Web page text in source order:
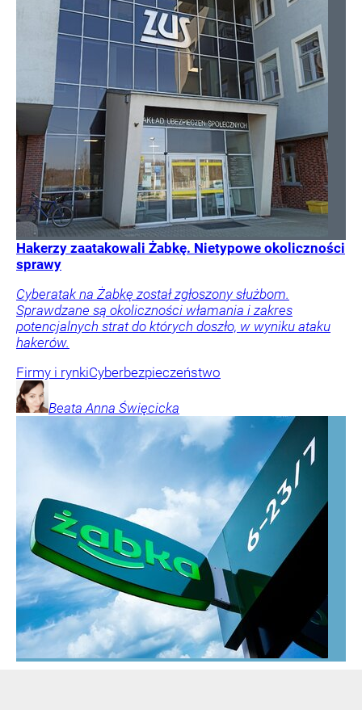
Hakerzy zaatakowali Żabkę. Nietypowe okoliczności
sprawy
Cyberatak na Żabkę został zgłoszony służbom.
Sprawdzane są okoliczności włamania i zakres
potencjalnych strat do których doszło, w wyniku ataku
hakerów.
Firmy i rynkiCyberbezpieczeństwo
Beata Anna Święcicka